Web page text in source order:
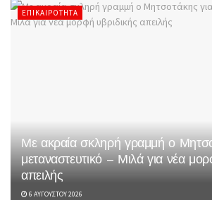
ΕΠΙΚΑΙΡΌΤΗΤΑ
Με ακραία σκληρή γραμμή ο
μεταναστευτικό – Μιλά για νέα
απειλής
6 ΑΥΓΟΎΣΤΟΥ 2026